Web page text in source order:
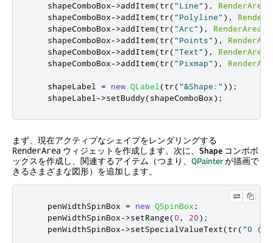
    shapeComboBox
->addItem(tr("Line" ) , RenderArea
    shapeComboBox
->addItem(tr("Polyline" ) ,
    shapeComboBox
->addItem(tr("Arc" ) , RenderArea
    shapeComboBox
->addItem(tr("Points" ) ,
    shapeComboBox
->addItem(tr("Text" ) , RenderArea
    shapeComboBox
->addItem(tr("Pixmap" ) ,
    shapeLabel
= new QLabel(tr("&Shape:" ));
    shapeLabel
->setBuddy(shapeComboBox);
まず、現在アクティブなシェイプをレンダリングする
RenderArea ウィジェットを作成します。次に、 Shape コンボボ
ックスを作成し、関連するアイテム（つまり、 QPainterが描画で
きるさまざまな図形）を追加します。
    penWidthSpinBox
= new QSpinBox ;
    penWidthSpinBox
->setRange(0 , 20);
    penWidthSpinBox
->setSpecialValueText(tr("0